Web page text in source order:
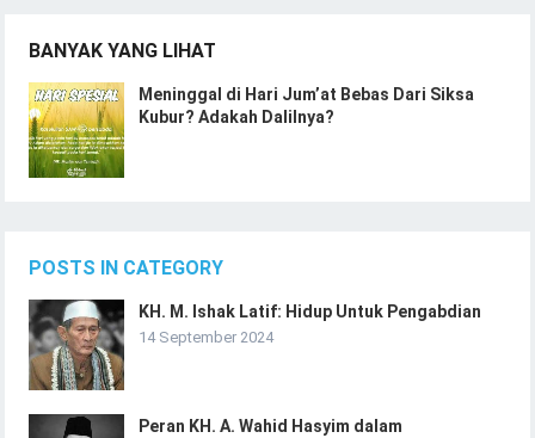
BANYAK YANG LIHAT
Meninggal di Hari Jum’at Bebas Dari Siksa
Kubur? Adakah Dalilnya?
POSTS IN CATEGORY
KH. M. Ishak Latif: Hidup Untuk Pengabdian
14 September 2024
Peran KH. A. Wahid Hasyim dalam